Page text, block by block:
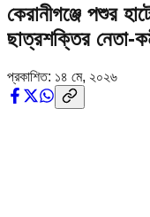
কেরানীগঞ্জে পশুর
ছাত্রশক্তির নেতা-
প্রকাশিত: ১৪ মে, ২০২৬